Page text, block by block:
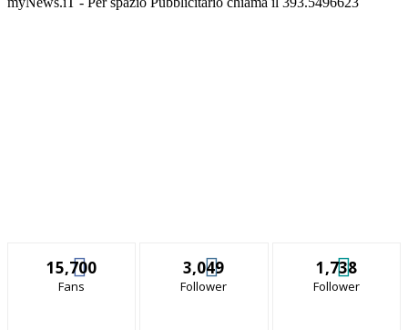
15,700
Fans
3,049
Follower
1,738
Follower